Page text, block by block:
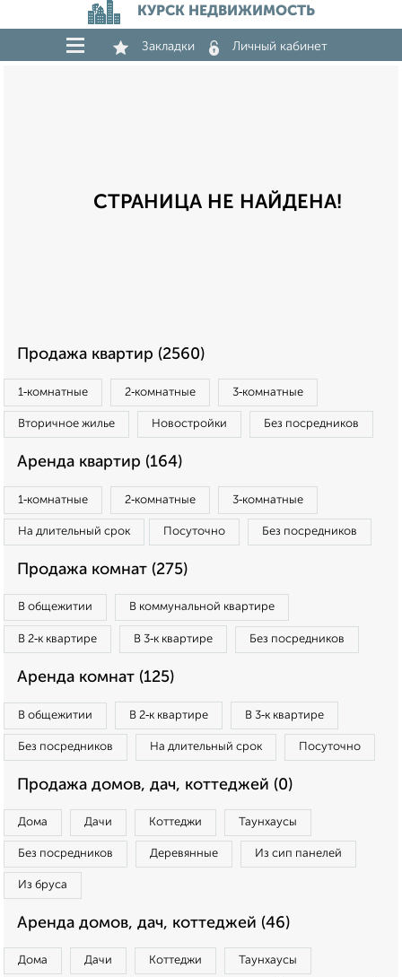
КУРСК НЕДВИЖИМОСТЬ
Закладки Личный кабинет
СТРАНИЦА НЕ НАЙДЕНА!
Продажа квартир (2560)
1‑комнатные 2‑комнатные 3‑комнатные
Вторичное жилье Новостройки Без посредников
Аренда квартир (164)
1‑комнатные 2‑комнатные 3‑комнатные
На длительный срок Посуточно Без посредников
Продажа комнат (275)
В общежитии В коммунальной квартире
В 2‑к квартире В 3‑к квартире Без посредников
Аренда комнат (125)
В общежитии В 2‑к квартире В 3‑к квартире
Без посредников На длительный срок Посуточно
Продажа домов, дач, коттеджей (0)
Дома Дачи Коттеджи Таунхаусы
Без посредников Деревянные Из сип панелей
Из бруса
Аренда домов, дач, коттеджей (46)
Дома Дачи Коттеджи Таунхаусы